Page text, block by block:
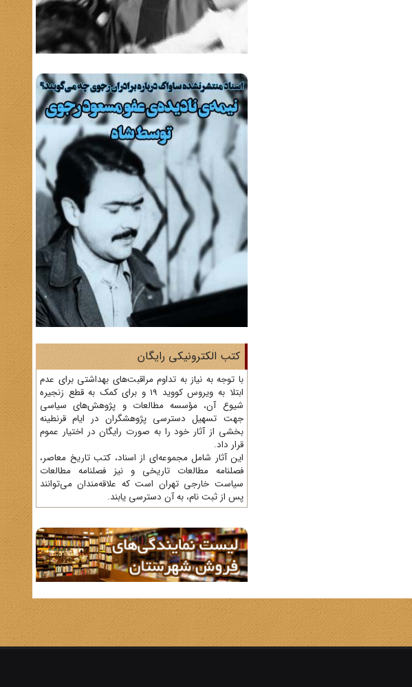
کتب الکترونیکی رایگان
با توجه به نیاز به تداوم مراقبت‌های بهداشتی برای عدم
ابتلا به ویروس کووید 19 و برای کمک به قطع زنجیره
شیوع آن، مؤسسه مطالعات و پژوهش‌های سیاسی
جهت تسهیل دسترسی پژوهشگران در ایام قرنطینه
بخشی از آثار خود را به صورت رایگان در اختیار عموم
قرار داد.
این آثار شامل مجموعه‌ای از اسناد، کتب تاریخ معاصر،
فصلنامه‌ مطالعات تاریخی و نیز فصلنامه مطالعات
سیاست خارجی تهران است که علاقه‌مندان می‌توانند
پس از ثبت نام، به آن دسترسی یابند.